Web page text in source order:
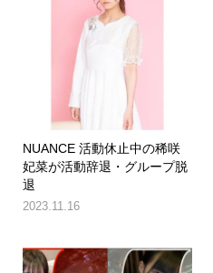
NUANCE 活動休止中の稀咲
妃菜が活動辞退・グループ脱
退
2023.11.16